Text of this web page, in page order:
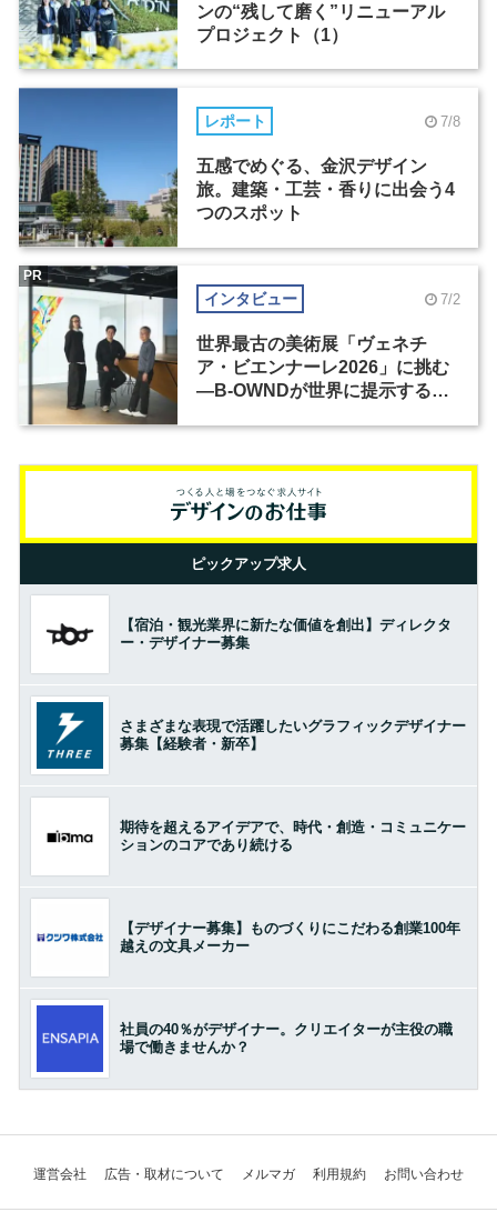
ンの“残して磨く”リニューアル
プロジェクト（1）
レポート 7/8
五感でめぐる、金沢デザイン
旅。建築・工芸・香りに出会う4
つのスポット
インタビュー 7/2
世界最古の美術展「ヴェネチ
ア・ビエンナーレ2026」に挑む
―B-OWNDが世界に提示する美
PR
ピックアップ求人
【宿泊・観光業界に新たな価値を創出】ディレクタ
ー・デザイナー募集
さまざまな表現で活躍したいグラフィックデザイナー
募集【経験者・新卒】
期待を超えるアイデアで、時代・創造・コミュニケー
ションのコアであり続ける
【デザイナー募集】ものづくりにこだわる創業100年
越えの文具メーカー
社員の40％がデザイナー。クリエイターが主役の職
場で働きませんか？
運営会社 広告・取材について メルマガ 利用規約 お問い合わせ